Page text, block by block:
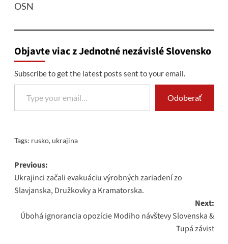
OSN
Objavte viac z Jednotné nezávislé Slovensko
Subscribe to get the latest posts sent to your email.
Type your email…
Odoberať
Tags: rusko,ukrajina
Post
navigation
Previous:
Ukrajinci začali evakuáciu výrobných zariadení zo
Slavjanska, Družkovky a Kramatorska.
Next:
Úbohá ignorancia opozície Modiho návštevy Slovenska &
Tupá závisť